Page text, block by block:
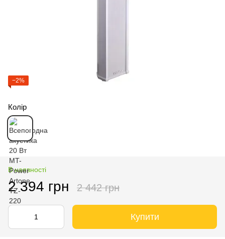
−2%
Колір
В наявності
2 394 грн 2 442 грн
Купити